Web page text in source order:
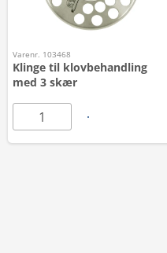
Varenr. 103468
Klinge til klovbehandling
med 3 skær